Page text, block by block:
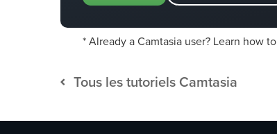
* Already a Camtasia user? Learn how to
Tous les tutoriels Camtasia